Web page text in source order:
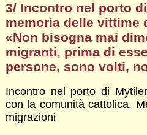
3/ Incontro nel porto
memoria delle vittime
«Non bisogna mai
migranti, prima di
persone, sono volti,
Incontro nel porto di
con la comunità cattolica.
migrazioni